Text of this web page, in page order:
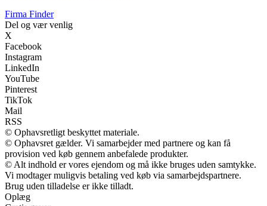
Firma Finder
Del og vær venlig
X
Facebook
Instagram
LinkedIn
YouTube
Pinterest
TikTok
Mail
RSS
© Ophavsretligt beskyttet materiale.
© Ophavsret gælder. Vi samarbejder med partnere og kan få
provision ved køb gennem anbefalede produkter.
© Alt indhold er vores ejendom og må ikke bruges uden samtykke.
Vi modtager muligvis betaling ved køb via samarbejdspartnere.
Brug uden tilladelse er ikke tilladt.
Oplæg